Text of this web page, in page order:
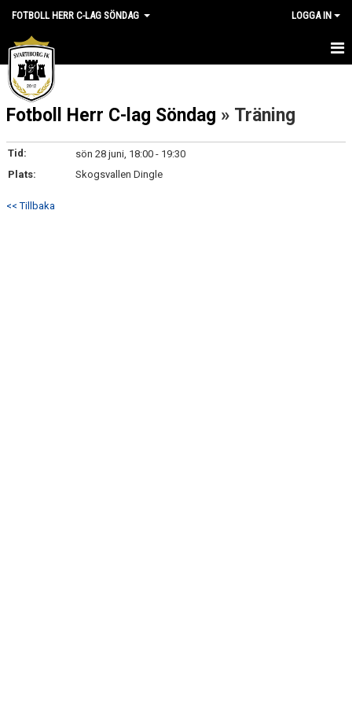
FOTBOLL HERR C-LAG SÖNDAG LOGGA IN
HEM
NYHETER
KALENDER
MATCHER
Fotboll Herr C-lag Söndag » Träning
Tid:
sön 28 juni, 18:00 - 19:30
Plats:
Skogsvallen Dingle
<< Tillbaka